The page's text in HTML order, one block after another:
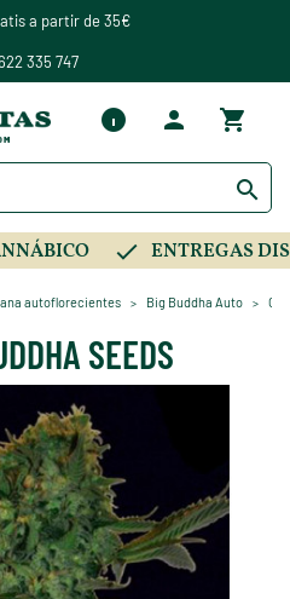
a partir de 35€
335 747
ENTREGAS
autoflorecientes Big Buddha Auto
SEEDS